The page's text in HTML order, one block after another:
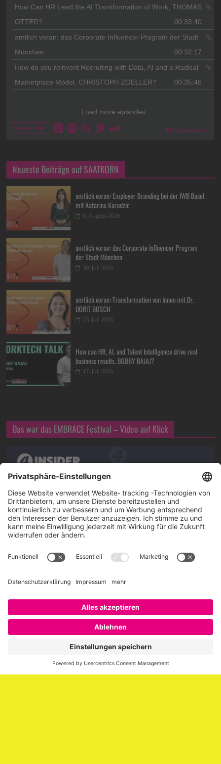
Neueste Beiträge auf SAATKORN
amtlich voran: Employer Branding bei der IWB Basel
mit Katarina Karadzic
6. August 2026
amtlich voran: das Corporate Influencer Program
der Stadt München
30. Juli 2026
amtlich voran: Transformation von Innen mit Dr.
DORIT BOSCH
23. Juli 2026
How can HR, AI, and Talent Intelligence drive real
business results, BOBBY BAJAJ?
17. Juli 2026
Das war das EMBRACE Festival – Video auf Klick
Über SAATKORN
SAATKORN ist der Blog von Gero Hesse. Seit 2009 schreibt
er über die Themen Employer Branding,